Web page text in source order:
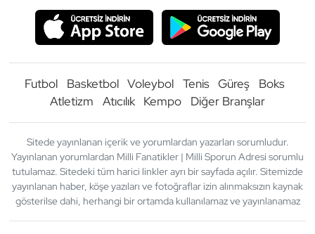
Futbol Basketbol Voleybol Tenis Güreş
Boks
Atletizm
Atıcılık Kempo Diğer Branşlar
Sitede yayınlanan içerik ve yorumlardan yazarları sorumludur.
Yayınlanan yorumlardan Milli Fanatikler | Milli Sporun Adresi sorumlu
tutulamaz. Sitedeki tüm harici linkler ayrı bir sayfada açılır. Sitemizde
yayınlanan haber, köşe yazıları ve fotoğraflar izin alınmaksızın kaynak
gösterilse dahi, herhangi bir ortamda kullanılamaz ve yayınlanamaz